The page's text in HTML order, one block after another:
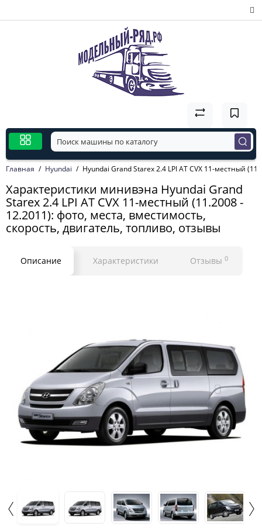
Главная Hyundai Hyundai Grand Starex 2.4 LPI AT CVX 11-местный
Характеристики минивэна Hyundai Grand
Starex 2.4 LPI AT CVX 11-местный (11.2008 -
12.2011): фото, места, вместимость,
скорость, двигатель, топливо, отзывы
Описание Характеристики Отзывы 0